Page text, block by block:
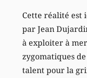
Cette réalité est
par Jean
à exploiter à
zygomatiques
talent pour la